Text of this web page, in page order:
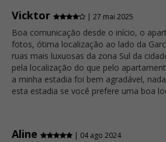
Vicktor
| 27 mai 2025
Boa comunicação desde o início, o
fotos, ótima localização ao lado da
ruas mais luxuosas da zona Sul da
pela localização do que pelo
a minha estadia foi bem agradável,
esta estadia se você prefere uma boa
Aline | 04 ago 2024